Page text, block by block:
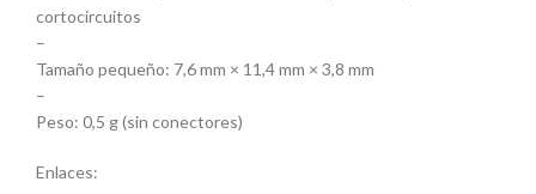
cortocircuitos
–
Tamaño pequeño: 7,6 mm × 11,4 mm × 3,8 mm
–
Peso: 0,5 g (sin conectores)
Enlaces: